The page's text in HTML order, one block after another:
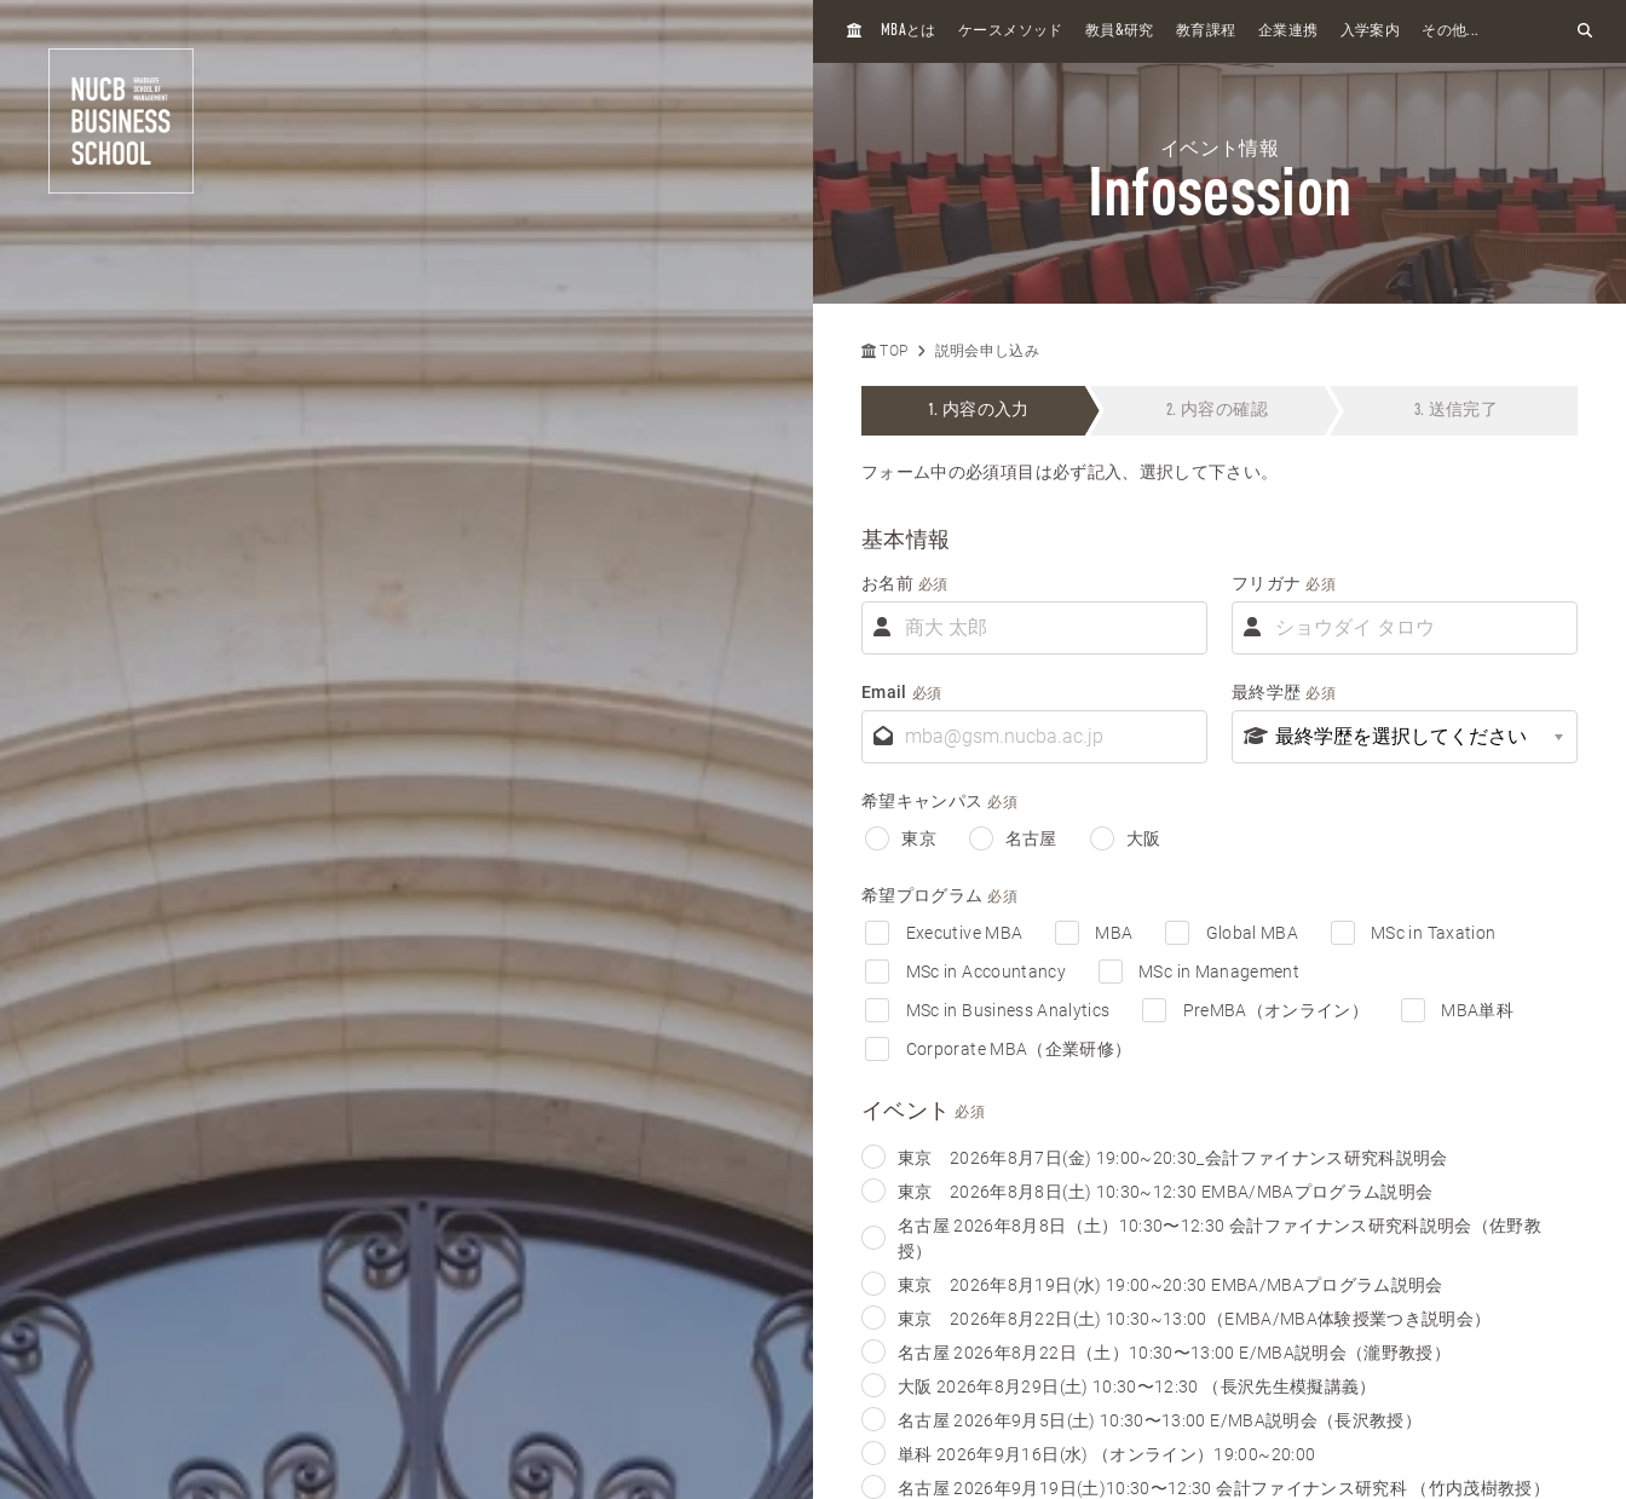
H
MBAとは ケースメソッド 教員&研究 教育課程 企業連携 入学案内 その他...
イベント情報
Infosession
TOP 説明会申し込み
内容の入力 内容の確認 送信完了
フォーム中の必須項目は必ず記入、選択して下さい。
基本情報
お名前 必須
名
フリガナ 必須
リ
ナ
Email 必須 最終学歴 必須
希望キャンパス 必須
東京 名古屋 大阪
希望プログラム 必須
Executive MBA MBA Global MBA
MSc in Taxation
MSc in Accountancy
MSc in Management
MSc in Business Analytics
PreMBA（オンライン）
MBA単科
Corporate MBA（企業研修）
イベント 必須
東京 2026年8月7日(金) 19:00~20:30_会計ファイナンス研究科説明会
東京 2026年8月8日(土) 10:30~12:30 EMBA/MBAプログラム説明会
名古屋 2026年8月8日（土）10:30〜12:30 会計ファイナンス研究科説明会（佐野教
授）
東京 2026年8月19日(水) 19:00~20:30 EMBA/MBAプログラム説明会
東京 2026年8月22日(土) 10:30~13:00（EMBA/MBA体験授業つき説明会）
名古屋 2026年8月22日（土）10:30〜13:00 E/MBA説明会（瀧野教授）
大阪 2026年8月29日(土) 10:30〜12:30 （長沢先生模擬講義）
名古屋 2026年9月5日(土) 10:30〜13:00 E/MBA説明会（長沢教授）
単科 2026年9月16日(水) （オンライン）19:00~20:00
名古屋 2026年9月19日(土)10:30〜12:30 会計ファイナンス研究科 （竹内茂樹教授）